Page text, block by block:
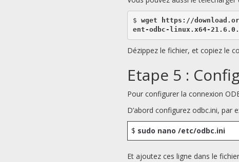
$ wget https://
ent-odbc-linux.x64-
Dézippez le fichier, et copiez le
Etape 5 :
Pour configurer la connexion
D’abord configurez odbc.ini, par
$ sudo nano /etc/odbc.ini
Et ajoutez ces ligne dans le